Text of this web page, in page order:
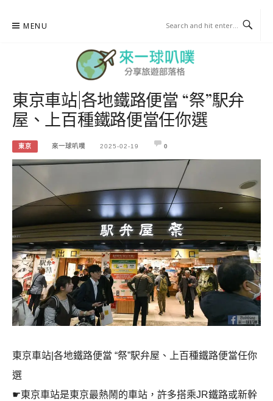
MENU
來一球叭噗
分享日本自助部落格
東京車站|各地鐵路便當 “祭”駅弁
屋、上百種鐵路便當任你選
東京 來一球叭噗 2025-02-19 0
東京車站|各地鐵路便當 “祭”駅弁屋、上百種鐵路便當任你
選
☛東京車站是東京最熱鬧的車站，許多搭乘JR鐵路或新幹